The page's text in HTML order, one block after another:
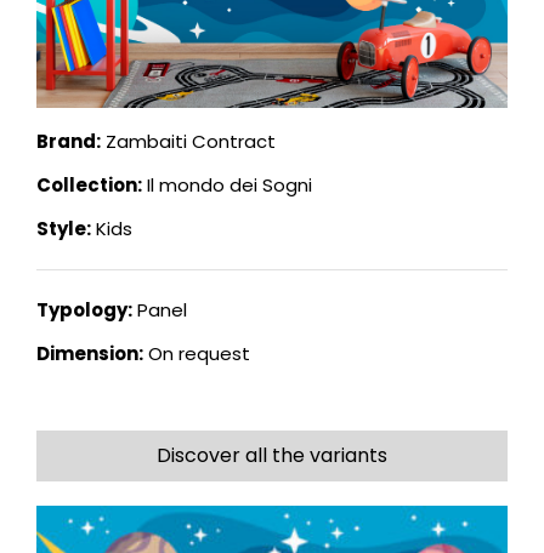
Brand: Zambaiti Contract
Collection:Il mondo dei Sogni
Style:Kids
Typology:Panel
Dimension:On request
Discover all the variants